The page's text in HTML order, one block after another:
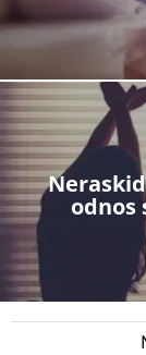
odnos